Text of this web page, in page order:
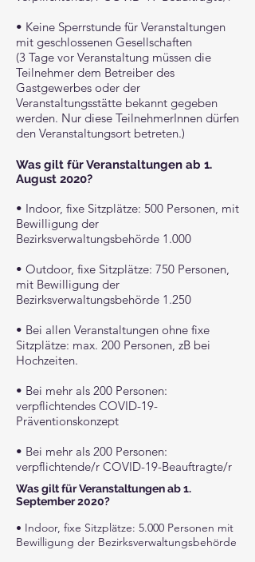
• Keine Sperrstunde für Veranstaltungen
mit geschlossenen Gesellschaften
(3 Tage vor Veranstaltung müssen die
Teilnehmer dem Betreiber des
Gastgewerbes oder der
Veranstaltungsstätte bekannt gegeben
werden. Nur diese TeilnehmerInnen dürfen
den Veranstaltungsort betreten.)
Was gilt für Veranstaltungen ab 1.
August 2020?
• Indoor, fixe Sitzplätze: 500 Personen, mit
Bewilligung der
Bezirksverwaltungsbehörde 1.000
• Outdoor, fixe Sitzplätze: 750 Personen,
mit Bewilligung der
Bezirksverwaltungsbehörde 1.250
• Bei allen Veranstaltungen ohne fixe
Sitzplätze: max. 200 Personen, zB bei
Hochzeiten.
• Bei mehr als 200 Personen:
verpflichtendes COVID-19-
Präventionskonzept
• Bei mehr als 200 Personen:
verpflichtende/r COVID-19-Beauftragte/r
Was gilt für Veranstaltungen ab 1.
September 2020?
• Indoor, fixe Sitzplätze: 5.000 Personen mit
Bewilligung der Bezirksverwaltungsbehörde